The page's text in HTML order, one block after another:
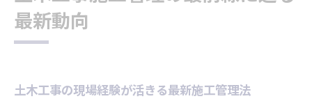
愛知県ならではの施工管理基準とは何か
施工管理に必要な愛知県独自のルールとは
最新動向
土木工事の現場経験が活きる最新施工管理法